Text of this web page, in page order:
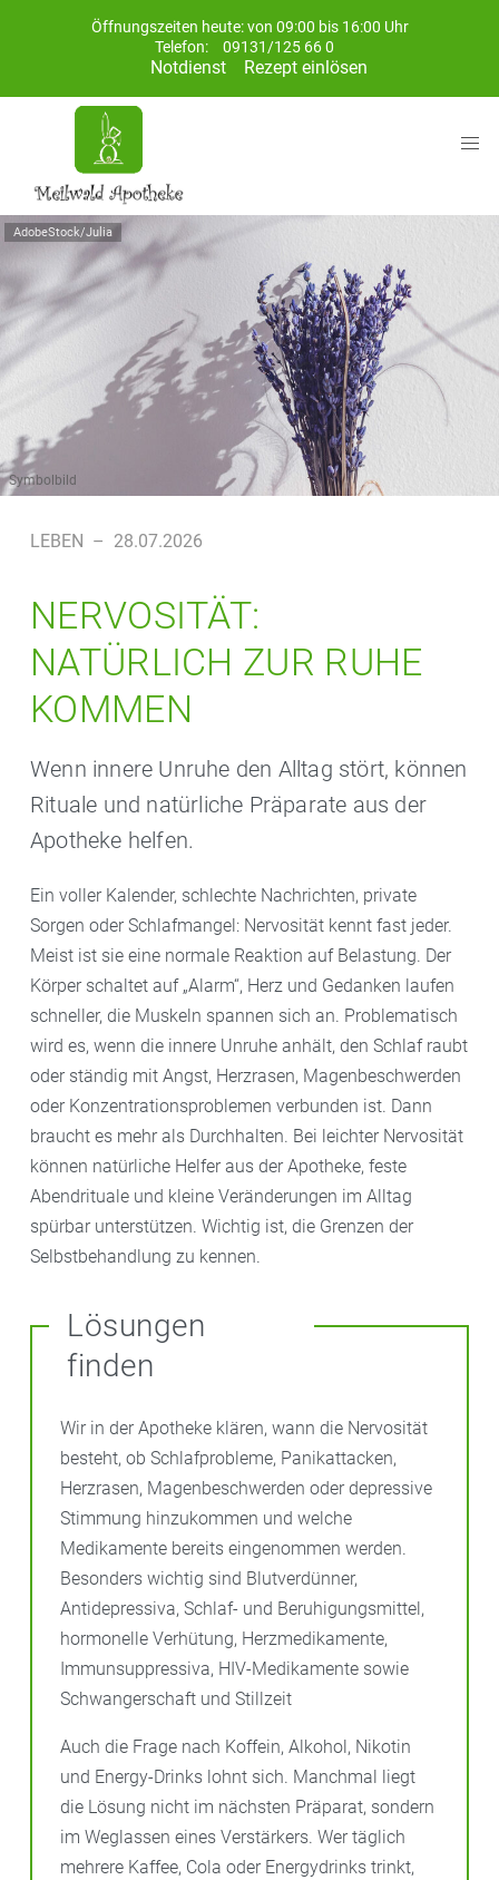
Öffnungszeiten heute: von 09:00 bis 16:00 Uhr
Telefon:
09131/125 66 0
Notdienst Rezept einlösen
AdobeStock/Julia
Symbolbild
LEBEN – 28.07.2026
NERVOSITÄT:
NATÜRLICH ZUR RUHE
KOMMEN
Wenn innere Unruhe den Alltag stört, können
Rituale und natürliche Präparate aus der
Apotheke helfen.
Ein voller Kalender, schlechte Nachrichten, private
Sorgen oder Schlafmangel: Nervosität kennt fast jeder.
Meist ist sie eine normale Reaktion auf Belastung. Der
Körper schaltet auf „Alarm“, Herz und Gedanken laufen
schneller, die Muskeln spannen sich an. Problematisch
wird es, wenn die innere Unruhe anhält, den Schlaf raubt
oder ständig mit Angst, Herzrasen, Magenbeschwerden
oder Konzentrationsproblemen verbunden ist. Dann
braucht es mehr als Durchhalten. Bei leichter Nervosität
können natürliche Helfer aus der Apotheke, feste
Abendrituale und kleine Veränderungen im Alltag
spürbar unterstützen. Wichtig ist, die Grenzen der
Selbstbehandlung zu kennen.
Lösungen
finden
Wir in der Apotheke klären, wann die Nervosität
besteht, ob Schlafprobleme, Panikattacken,
Herzrasen, Magenbeschwerden oder depressive
Stimmung hinzukommen und welche
Medikamente bereits eingenommen werden.
Besonders wichtig sind Blutverdünner,
Antidepressiva, Schlaf- und Beruhigungsmittel,
hormonelle Verhütung, Herzmedikamente,
Immunsuppressiva, HIV-Medikamente sowie
Schwangerschaft und Stillzeit
Auch die Frage nach Koffein, Alkohol, Nikotin
und Energy-Drinks lohnt sich. Manchmal liegt
die Lösung nicht im nächsten Präparat, sondern
im Weglassen eines Verstärkers. Wer täglich
mehrere Kaffee, Cola oder Energydrinks trinkt,